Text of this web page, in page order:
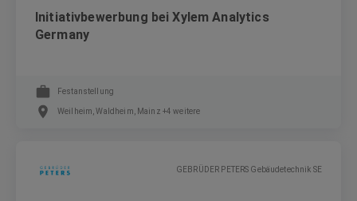
Initiativbewerbung bei Xylem Analytics
Germany
Festanstellung
Weilheim, Waldheim, Mainz +4 weitere
GEBRÜDER PETERS Gebäudetechnik SE